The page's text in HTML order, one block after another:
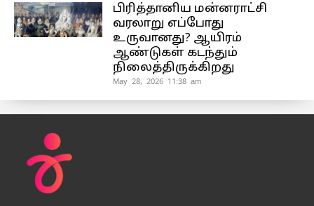
பிரித்தானிய மன்னராட்சி
வரலாறு எப்போது
உருவானது? ஆயிரம்
ஆண்டுகள் கடந்தும்
நிலைத்திருக்கிறது
May 28, 2026 11:38 am